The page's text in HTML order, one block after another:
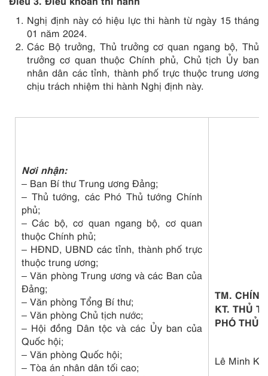
Nghị định này có hiệu lực thi hành từ ngày 15 tháng
01 năm 2024.
Các Bộ trưởng, Thủ trưởng cơ quan ngang bộ, Thủ
trưởng cơ quan thuộc Chính phủ, Chủ tịch Ủy ban
nhân dân các tỉnh, thành phố trực thuộc trung ương
chịu trách nhiệm thi hành Nghị định này.
Nơi nhận:
– Ban Bí thư Trung ương Đảng;
– Thủ tướng, các Phó Thủ tướng Chính
phủ;
– Các bộ, cơ quan ngang bộ, cơ quan
thuộc Chính phủ;
– HĐND, UBND các tỉnh, thành phố trực
thuộc trung ương;
– Văn phòng Trung ương và các Ban của
Đảng;
– Văn phòng Tổng Bí thư;
– Văn phòng Chủ tịch nước;
– Hội đồng Dân tộc và các Ủy ban của
Quốc hội;
– Văn phòng Quốc hội;
– Tòa án nhân dân tối cao;
TM.
KT. THỦ
PHÓ THỦ
Lê Minh